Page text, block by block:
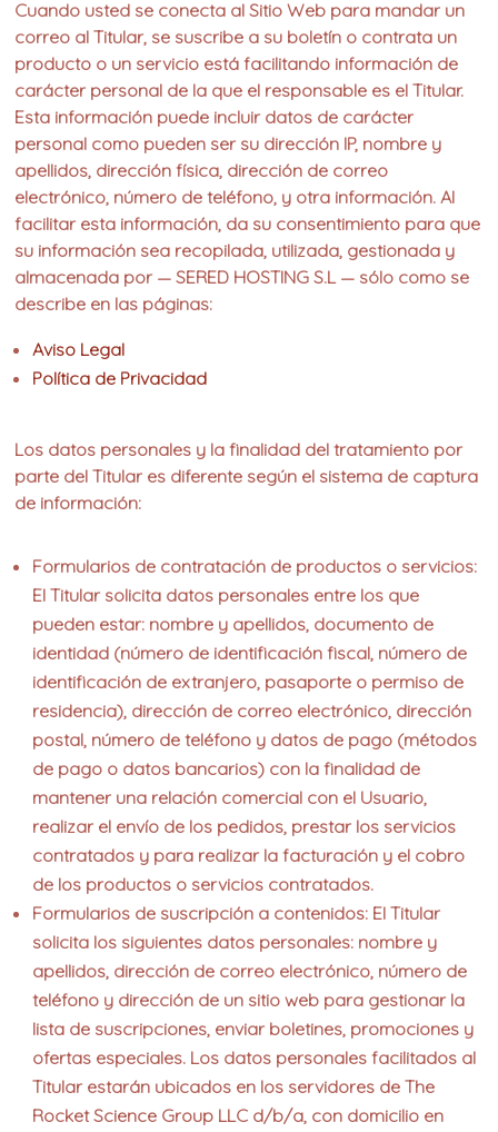
Cuando usted se conecta al Sitio Web para mandar un
correo al Titular, se suscribe a su boletín o contrata un
producto o un servicio está facilitando información de
carácter personal de la que el responsable es el Titular.
Esta información puede incluir datos de carácter
personal como pueden ser su dirección IP, nombre y
apellidos, dirección física, dirección de correo
electrónico, número de teléfono, y otra información. Al
facilitar esta información, da su consentimiento para que
su información sea recopilada, utilizada, gestionada y
almacenada por — SERED HOSTING S.L — sólo como se
describe en las páginas:
Aviso Legal
Política de Privacidad
Los datos personales y la finalidad del tratamiento por
parte del Titular es diferente según el sistema de captura
de información:
Formularios de contratación de productos o servicios:
El Titular solicita datos personales entre los que
pueden estar: nombre y apellidos, documento de
identidad (número de identificación fiscal, número de
identificación de extranjero, pasaporte o permiso de
residencia), dirección de correo electrónico, dirección
postal, número de teléfono y datos de pago (métodos
de pago o datos bancarios) con la finalidad de
mantener una relación comercial con el Usuario,
realizar el envío de los pedidos, prestar los servicios
contratados y para realizar la facturación y el cobro
de los productos o servicios contratados.
Formularios de suscripción a contenidos: El Titular
solicita los siguientes datos personales: nombre y
apellidos, dirección de correo electrónico, número de
teléfono y dirección de un sitio web para gestionar la
lista de suscripciones, enviar boletines, promociones y
ofertas especiales. Los datos personales facilitados al
Titular estarán ubicados en los servidores de The
Rocket Science Group LLC d/b/a, con domicilio en